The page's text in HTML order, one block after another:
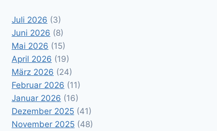
Juli 2026 (3)
Juni 2026 (8)
Mai 2026 (15)
April 2026 (19)
März 2026 (24)
Februar 2026 (11)
Januar 2026 (16)
Dezember 2025 (41)
November 2025 (48)